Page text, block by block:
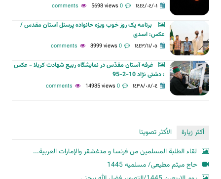
١٤٤٤/٠٤/٠١ 0 comments
5698 views
برنامه یک روز خوب ویژه خانواده پرسنل آستان مقدس /
عکس: اسدی
١٤٤٣/١١/٠٥ 0 comments
8999 views
غرفه آستان مقدّس در نمایشگاه ربیع شهادت کربلا - عکس
: دشتی نژاد 10-2-95
١٤٣٨/٠٨/٠٤ 0 comments
14985 views
أكثر زيارة
الأكثر تصويتا
لقاء الطلبة المسلمين من فرنسا و مدغشقر والإمارات العربية...
حاج میثم مطیعی/ مسلمیه 1445